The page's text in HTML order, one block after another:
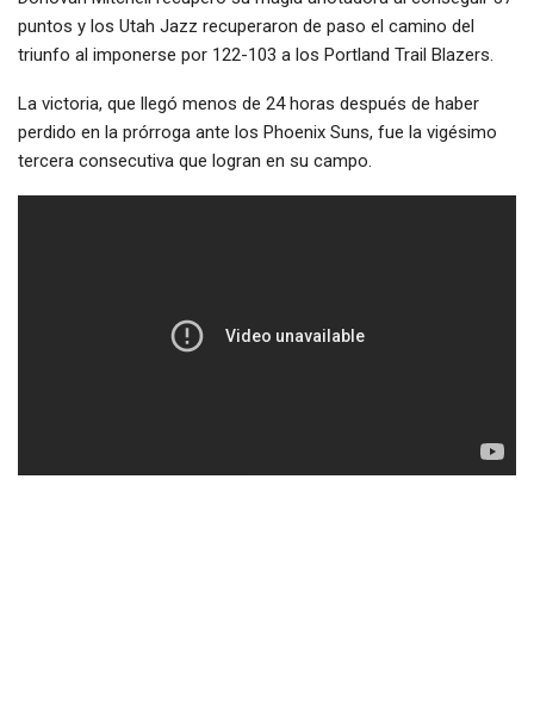
puntos y los Utah Jazz recuperaron de paso el camino del
triunfo al imponerse por 122-103 a los Portland Trail Blazers.
La victoria, que llegó menos de 24 horas después de haber
perdido en la prórroga ante los Phoenix Suns, fue la vigésimo
tercera consecutiva que logran en su campo.